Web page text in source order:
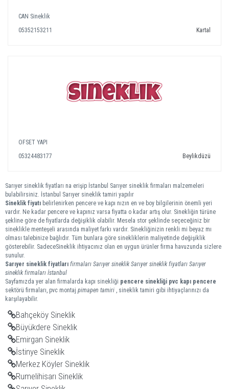
CAN Sineklik
05352153211
Kartal
OFSET YAPI
05324483177
Beylikdüzü
Sarıyer sineklik fiyatları na erişip İstanbul Sarıyer sineklik firmaları malzemeleri
bulabilirsiniz. İstanbul Sarıyer sineklik tamiri yapılır
Sineklik fiyatı belirlenirken pencere ve kapı nızın en ve boy bilgilerinin önemli yeri
vardır. Ne kadar pencere ve kapınız varsa fiyatta o kadar artış olur. Sinekliğin türüne
şekline göre de fiyatlarda değişiklik olabilir. Mesela stor şeklinde seçeceğiniz bir
sineklikle menteşeli arasında maliyet farkı vardır. Sinekliğinizin renkli mi beyaz mı
olması talebinize bağlıdır. Tüm bunlara göre sinekliklerin maliyetinde değişiklik
gösterebilir. SadeceSineklik ihtiyacınız olan en uygun ürünler firma havuzunda sizlere
sunulur.
Sarıyer sineklik fiyatları firmaları Sarıyer sineklik Sarıyer sineklik fiyatları Sarıyer
sineklik firmaları İstanbul
Sayfamızda yer alan firmalarda kapı sinekliği pencere sinekliği pvc kapı pencere
sektörü firmaları, pvc montaj pimapen tamiri , sineklik tamiri gibi ihtiyaçlarınızı da
karşılayabilir.
Bahçeköy Sineklik
Büyükdere Sineklik
Emirgan Sineklik
İstinye Sineklik
Merkez Köyler Sineklik
Rumelihisarı Sineklik